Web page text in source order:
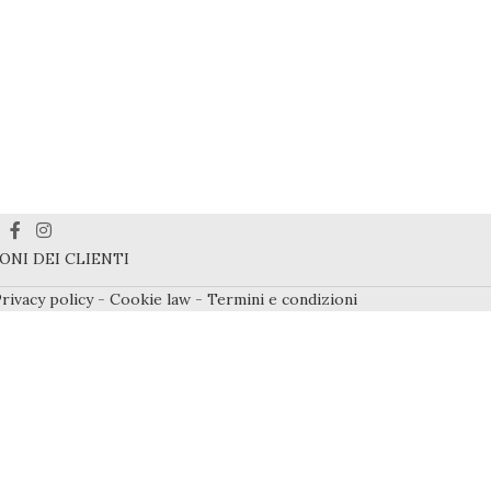
DEI CLIENTI
policy- Cookie law - Termini e condizioni